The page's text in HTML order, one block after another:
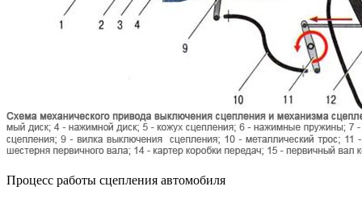
Процесс работы сцепления автомобиля